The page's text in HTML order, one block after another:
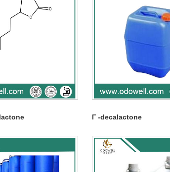
Γ -decalactone